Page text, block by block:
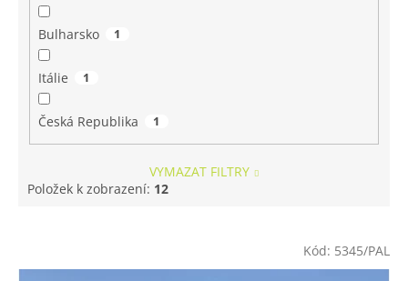
Bulharsko 1
Itálie 1
Česká Republika 1
VYMAZAT FILTRY
Položek k zobrazení: 12
p
Kód: 5345/PAL